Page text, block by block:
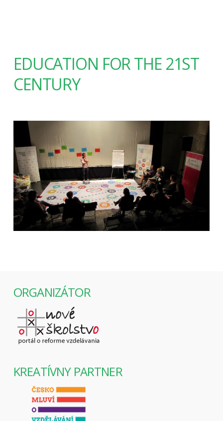
EDUCATION FOR THE 21ST
CENTURY
ORGANIZÁTOR
KREATÍVNY PARTNER